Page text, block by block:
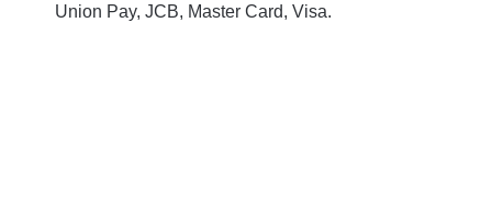
Union Pay, JCB, Master Card, Visa.